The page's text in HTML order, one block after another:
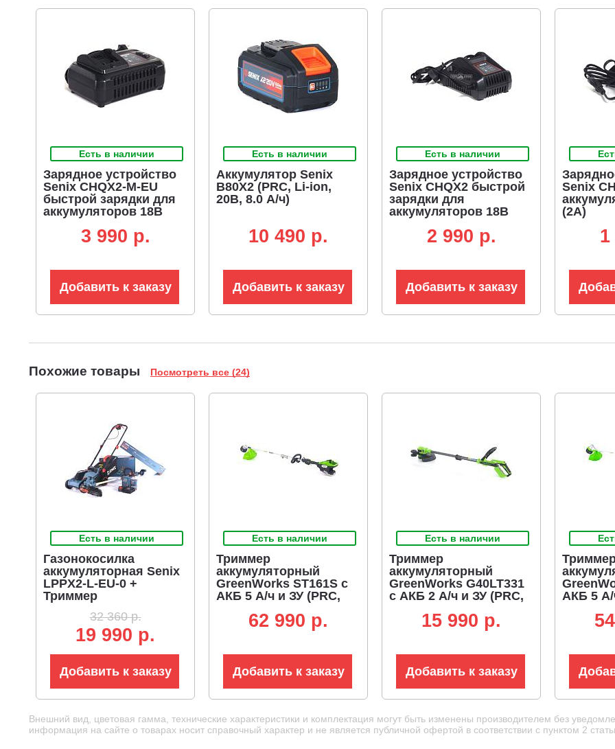
Есть в наличии
Зарядное устройство
Senix CHQX2-M-EU
быстрой зарядки для
аккумуляторов 18В
3 990 p.
Добавить к заказу
Есть в наличии
Аккумулятор Senix
B80X2 (PRC, Li-ion,
20В, 8.0 А/ч)
10 490 p.
Добавить к заказу
Есть в наличии
Зарядное устройство
Senix CHQX2 быстрой
зарядки для
аккумуляторов 18В
2 990 p.
Добавить к заказу
Senix
(2А)
1
Похожие товары Посмотреть все (24)
Есть в наличии
Газонокосилка
аккумуляторная Senix
LPPX2-L-EU-0 +
Триммер
GTX2-M3-EU-0 + АКБ
B50X2 + ЗУ CHX2
32 360 р.
19 990 р.
Добавить к заказу
Есть в наличии
Триммер
аккумуляторный
GreenWorks ST161S с
АКБ 5 А/ч и ЗУ (PRC,
2.4 мм, D-рукоятка,
ремень, разъем, 5.7 кг)
62 990 p.
Добавить к заказу
Есть в наличии
Триммер
аккумуляторный
GreenWorks G40LT331
c АКБ 2 А/ч и ЗУ (PRC,
15 990 p.
Добавить к заказу
АКБ 5 А/
2.4 мм,
Внешний вид, цветовая гамма, технические характеристики и комплектация могут быть изменены производителем без
информация на сайте о товарах носит справочный характер и не является публичной офертой в соответствии с пунктом 2